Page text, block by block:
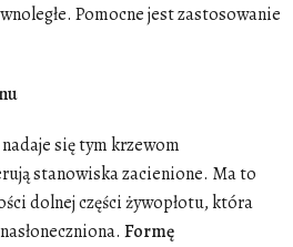
Pomocne jest zastosowanie
się tym krzewom
stanowiska zacienione. Ma to
dolnej części żywopłotu, która
Formę